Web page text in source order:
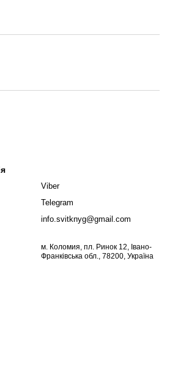
Viber
Telegram
info.svitknyg@gmail.com
м. Коломия, пл. Ринок 12, Івано-
Франківська обл., 78200, Україна